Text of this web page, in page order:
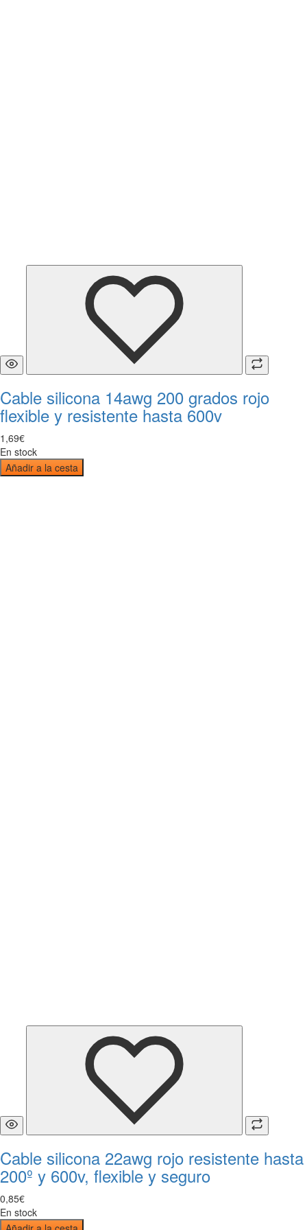
Cable silicona 14awg 200 grados rojo
flexible y resistente hasta 600v
1 ,69€
En stock
Añadir a la cesta
Cable silicona 22awg rojo resistente hasta
200º y 600v, flexible y seguro
0,85€
En stock